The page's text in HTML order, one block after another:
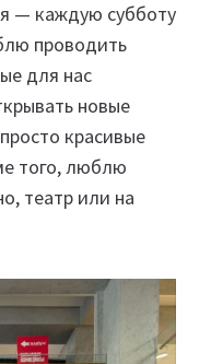
— каждую субботу
проводить
для нас
новые
красивые
того, люблю
театр или на